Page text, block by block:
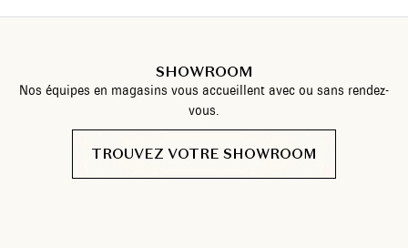
SHOWROOM
Nos équipes en magasins vous accueillent avec ou sans rendez-
vous.
TROUVEZ VOTRE SHOWROOM